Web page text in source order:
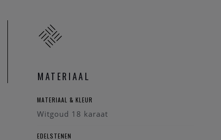
MATERIAAL
MATERIAAL & KLEUR
Witgoud 18 karaat
EDELSTENEN